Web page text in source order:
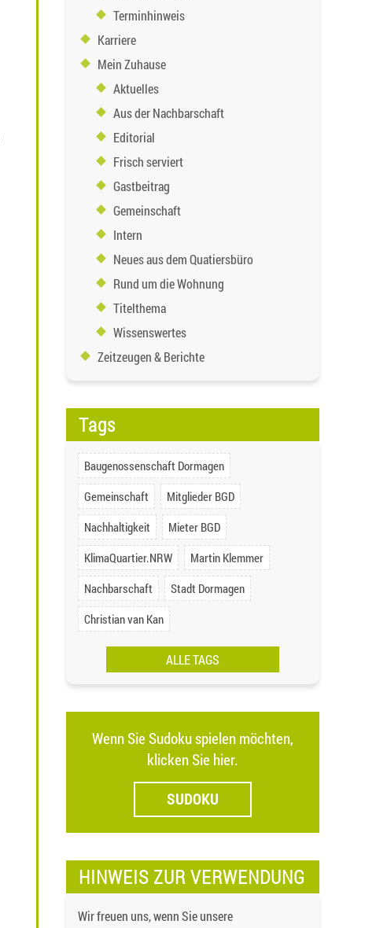
Terminhinweis
Karriere
Mein Zuhause
Aktuelles
Aus der Nachbarschaft
Editorial
Frisch serviert
Gastbeitrag
Gemeinschaft
Intern
Neues aus dem Quatiersbüro
Rund um die Wohnung
Titelthema
Wissenswertes
Zeitzeugen & Berichte
Tags
Baugenossenschaft Dormagen
Gemeinschaft
Mitglieder BGD
Nachhaltigkeit
Mieter BGD
KlimaQuartier.NRW
Martin Klemmer
Nachbarschaft
Stadt Dormagen
Christian van Kan
ALLE TAGS
Wenn Sie Sudoku spielen möchten,
klicken Sie hier.
SUDOKU
HINWEIS ZUR VERWENDUNG
Wir freuen uns, wenn Sie unsere